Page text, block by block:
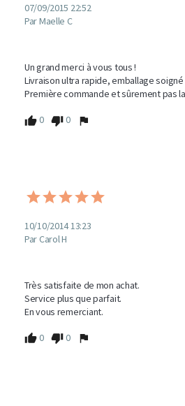
07/09/2015 22:52
Par Maelle C
Un grand merci à vous tous !
Livraison ultra rapide, emballage
Première commande et sûrement pas
0 0
10/10/2014 13:23
Par Carol H
Très satisfaite de mon achat.
Service plus que parfait.
En vous remerciant.
0 0